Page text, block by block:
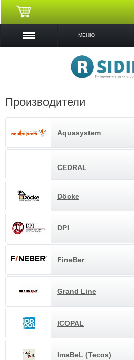
МЕНЮ
Производители
Aquasystem
CEDRAL
Döcke
DPI
FineBer
Grand Line
ICOPAL
ImaBeL (Tecos)